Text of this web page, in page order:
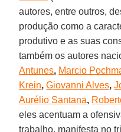
autores, entre outros,
produção como a
produtivo e as suas
também os autores
Antunes, Marcio
Krein,Giovanni Alves,
Aurélio Santana,
eles acentuam a
trabalho, manifesta no